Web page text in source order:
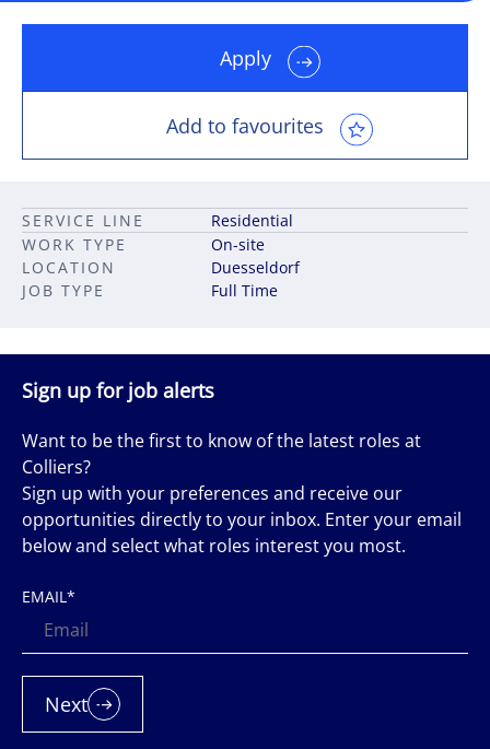
Apply
Add to favourites
JOB TYPE Full Time
LOCATION Duesseldorf
SERVICE LINE
Residential
WORK TYPE
On-site
Sign up for job alerts
Want to be the first to know of the latest roles at
Colliers?
Sign up with your preferences and receive our
opportunities directly to your inbox. Enter your email
below and select what roles interest you most.
EMAIL*
Next